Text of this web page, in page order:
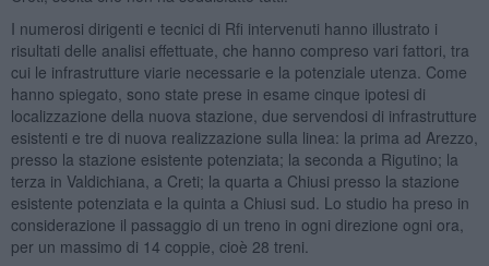
I numerosi dirigenti e tecnici di Rfi intervenuti hanno illustrato i
risultati delle analisi effettuate, che hanno compreso vari fattori, tra
cui le infrastrutture viarie necessarie e la potenziale utenza. Come
hanno spiegato, sono state prese in esame cinque ipotesi di
localizzazione della nuova stazione, due servendosi di infrastrutture
esistenti e tre di nuova realizzazione sulla linea: la prima ad Arezzo,
presso la stazione esistente potenziata; la seconda a Rigutino; la
terza in Valdichiana, a Creti; la quarta a Chiusi presso la stazione
esistente potenziata e la quinta a Chiusi sud. Lo studio ha preso in
considerazione il passaggio di un treno in ogni direzione ogni ora,
per un massimo di 14 coppie, cioè 28 treni.